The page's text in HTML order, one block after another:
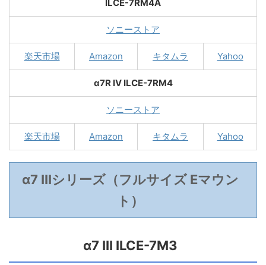
ILCE-7RM4A
ソニーストア
楽天市場 Amazon キタムラ Yahoo
α7R IV ILCE-7RM4
ソニーストア
楽天市場 Amazon キタムラ Yahoo
α7 IIIシリーズ（フルサイズ Eマウン
ト）
α7 III ILCE-7M3